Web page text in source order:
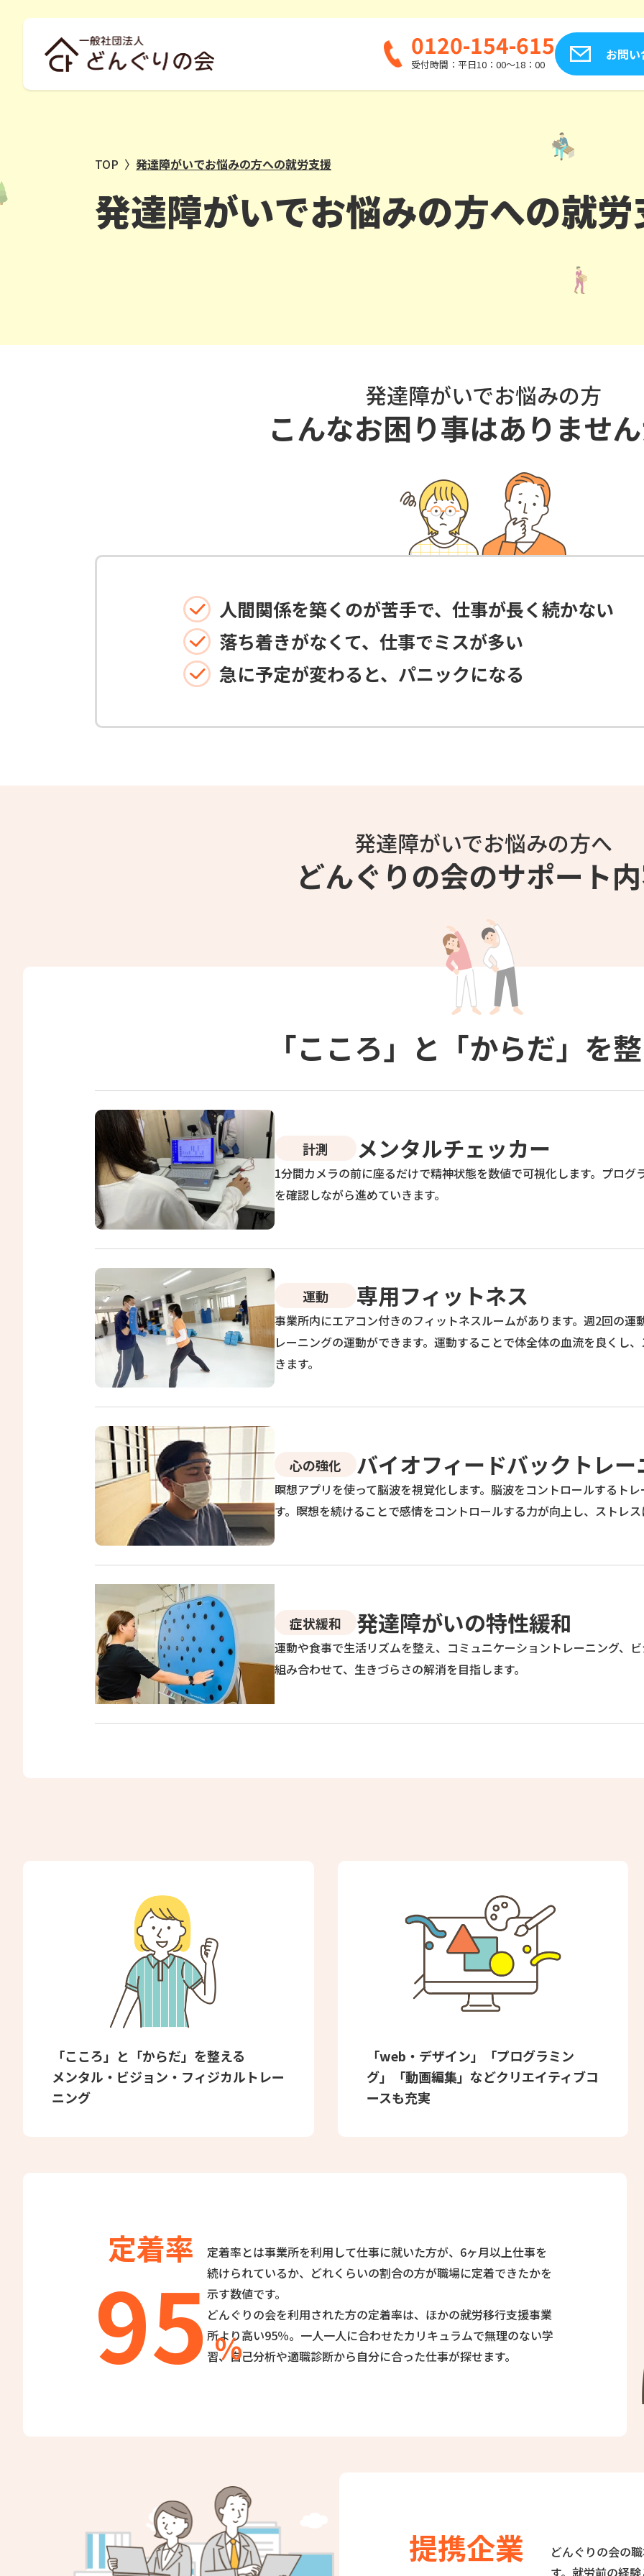
0120-154-615
受付時間：平日10：00～18：00
お問
TOP 〉 発達障がいでお悩みの方への就労支援
発達障がいでお悩みの方への就
発達障がいでお悩みの方
こんなお困り事はありませ
人間関係を築くのが苦手で、仕事が長く続かない
落ち着きがなくて、仕事でミスが多い
急に予定が変わると、パニックになる
発達障がいでお悩みの方へ
どんぐりの会のサポート
「こころ」と 「からだ」を
計測 メンタルチェッカー
1分間カメラの前に座るだけで精神状態を数値で可視化します。プロ
を確認しながら進めていきます。
運動 専用フィットネス
事業所内にエアコン付きのフィットネスルームがあります。週2回の
レーニングの運動ができます。運動することで体全体の血流を良くし
きます。
心の強化 バイオフィードバックトレー
瞑想アプリを使って脳波を視覚化します。脳波をコントロールするト
す。瞑想を続けることで感情をコントロールする力が向上し、ストレ
症状緩和 発達障がいの特性緩和
運動や食事で生活リズムを整え、コミュニケーショントレーニング、
組み合わせて、生きづらさの解消を目指します。
「こころ」と「からだ」を整える
メンタル・ビジョン・フィジカルトレー
ニング
「web・デザイン」「プログラミン
グ」「動画編集」などクリエイティブコ
ースも充実
定着率
95
定着率とは事業所を利用して仕事に就いた方が、6ヶ月以上仕事を
続けられているか、どれくらいの割合の方が職場に定着できたかを
示す数値です。
どんぐりの会を利用された方の定着率は、ほかの就労移行支援事業
所より高い95％。一人一人に合わせたカリキュラムで無理のない学
習、自己分析や適職診断から自分に合った仕事が探せます。
提携企業
どんぐりの会の